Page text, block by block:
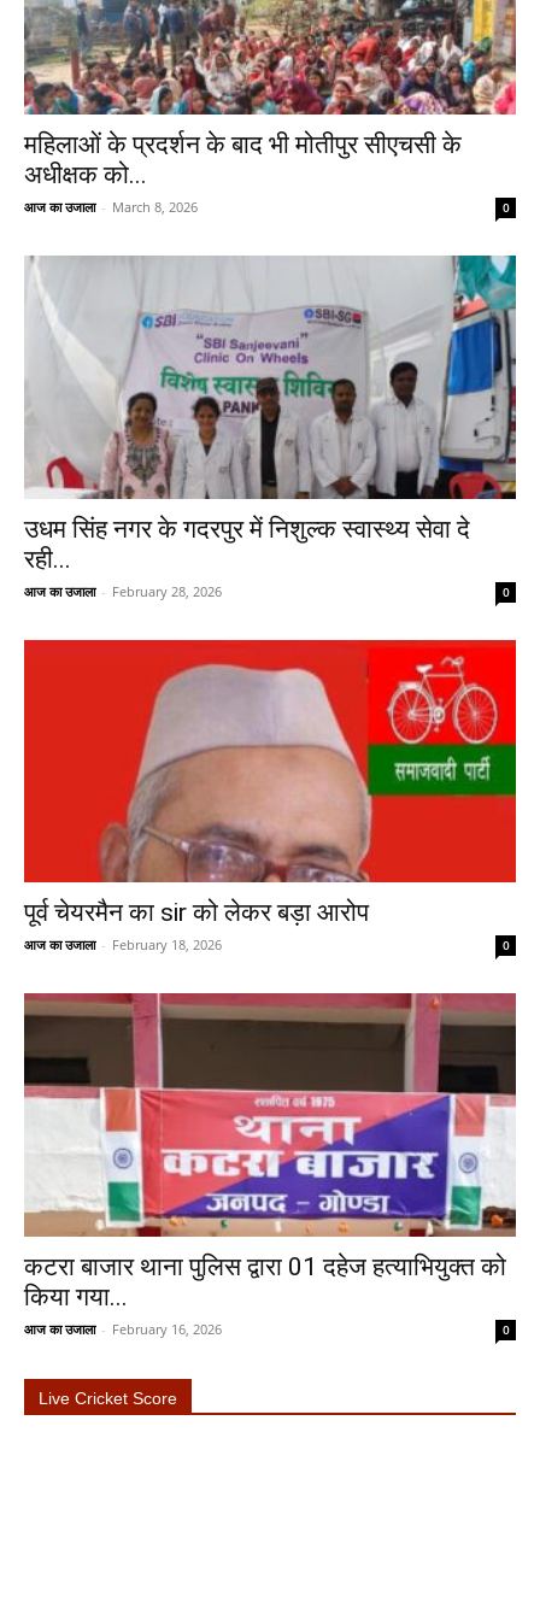
महिलाओं के प्रदर्शन के बाद भी मोतीपुर सीएचसी के
अधीक्षक को...
आज का उजाला - March 8, 2026 0
उधम सिंह नगर के गदरपुर में निशुल्क स्वास्थ्य सेवा दे
रही...
आज का उजाला - February 28, 2026 0
पूर्व चेयरमैन का sir को लेकर बड़ा आरोप
आज का उजाला - February 18, 2026 0
कटरा बाजार थाना पुलिस द्वारा 01 दहेज हत्याभियुक्त को
किया गया...
आज का उजाला - February 16, 2026 0
Live Cricket Score